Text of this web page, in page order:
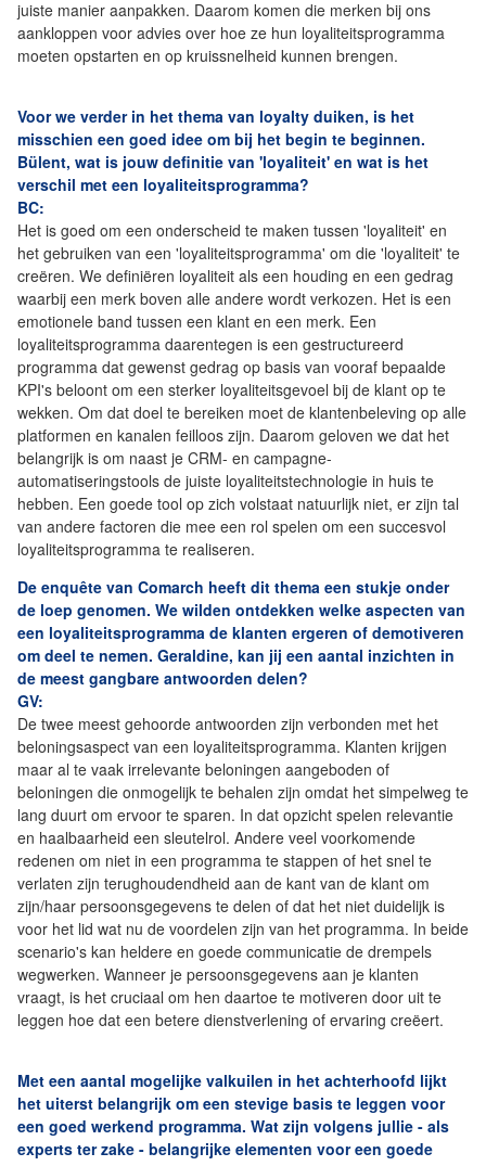
juiste manier aanpakken. Daarom komen die merken bij ons
aankloppen voor advies over hoe ze hun loyaliteitsprogramma
moeten opstarten en op kruissnelheid kunnen brengen.
Voor we verder in het thema van loyalty duiken, is het
misschien een goed idee om bij het begin te beginnen.
Bülent, wat is jouw definitie van 'loyaliteit' en wat is het
verschil met een loyaliteitsprogramma?
BC:
Het is goed om een onderscheid te maken tussen 'loyaliteit' en
het gebruiken van een 'loyaliteitsprogramma' om die 'loyaliteit' te
creëren. We definiëren loyaliteit als een houding en een gedrag
waarbij een merk boven alle andere wordt verkozen. Het is een
emotionele band tussen een klant en een merk. Een
loyaliteitsprogramma daarentegen is een gestructureerd
programma dat gewenst gedrag op basis van vooraf bepaalde
KPI's beloont om een sterker loyaliteitsgevoel bij de klant op te
wekken. Om dat doel te bereiken moet de klantenbeleving op alle
platformen en kanalen feilloos zijn. Daarom geloven we dat het
belangrijk is om naast je CRM- en campagne-
automatiseringstools de juiste loyaliteitstechnologie in huis te
hebben. Een goede tool op zich volstaat natuurlijk niet, er zijn tal
van andere factoren die mee een rol spelen om een succesvol
loyaliteitsprogramma te realiseren.
De enquête van Comarch heeft dit thema een stukje onder
de loep genomen. We wilden ontdekken welke aspecten van
een loyaliteitsprogramma de klanten ergeren of demotiveren
om deel te nemen. Geraldine, kan jij een aantal inzichten in
de meest gangbare antwoorden delen?
GV:
De twee meest gehoorde antwoorden zijn verbonden met het
beloningsaspect van een loyaliteitsprogramma. Klanten krijgen
maar al te vaak irrelevante beloningen aangeboden of
beloningen die onmogelijk te behalen zijn omdat het simpelweg te
lang duurt om ervoor te sparen. In dat opzicht spelen relevantie
en haalbaarheid een sleutelrol. Andere veel voorkomende
redenen om niet in een programma te stappen of het snel te
verlaten zijn terughoudendheid aan de kant van de klant om
zijn/haar persoonsgegevens te delen of dat het niet duidelijk is
voor het lid wat nu de voordelen zijn van het programma. In beide
scenario's kan heldere en goede communicatie de drempels
wegwerken. Wanneer je persoonsgegevens aan je klanten
vraagt, is het cruciaal om hen daartoe te motiveren door uit te
leggen hoe dat een betere dienstverlening of ervaring creëert.
Met een aantal mogelijke valkuilen in het achterhoofd lijkt
het uiterst belangrijk om een stevige basis te leggen voor
een goed werkend programma. Wat zijn volgens jullie - als
experts ter zake - belangrijke elementen voor een goede